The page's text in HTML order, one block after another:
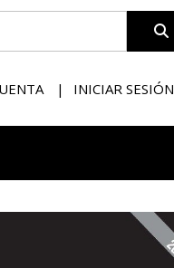
INICIAR SESIÓN